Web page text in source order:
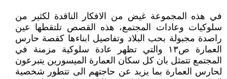
في هذه المجموعة غيض من الافكار الناقدة لكثير من
سلوكيات وعادات المجتمع، هذه القصص تلتقطها عين
راصدة مجبولة بحب البلاد وتفاصيل ابناءها كقصة حارس
العمارة ص١٣ والتي تظهر عادة سلوكية مزمنة في
المجتمع تتمثل بان كل سكان العمارة الميسورين يتبرعون
لحارس العمارة بما يزيد عن حاجتهم الى تتطور شخصية